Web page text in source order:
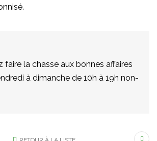
faire la chasse aux bonnes affaires
à dimanche de 10h à 19h non-